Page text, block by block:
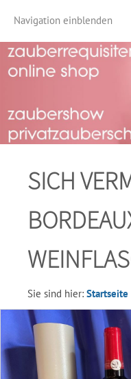
Navigation einblenden
SICH
Sie sind hier: Startseite